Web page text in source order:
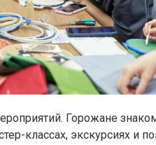
Горожане
классах, экскурсиях и